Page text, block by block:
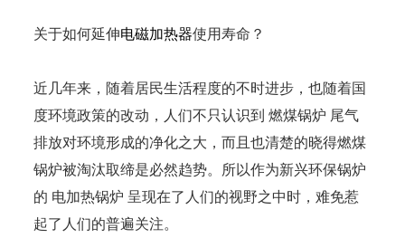
关于如何延伸电磁加热器使用寿命？
近几年来，随着居民生活程度的不时进步，也随着国
度环境政策的改动，人们不只认识到 燃煤锅炉 尾气
排放对环境形成的净化之大，而且也清楚的晓得燃煤
锅炉被淘汰取缔是必然趋势。所以作为新兴环保锅炉
的 电加热锅炉 呈现在了人们的视野之中时，难免惹
起了人们的普遍关注。